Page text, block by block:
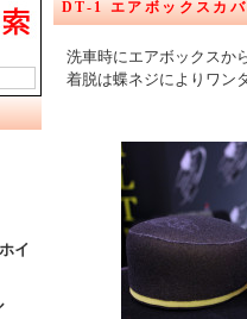
イ
DT-1 エアボックスカ
洗車時にエアボックスか
着脱は蝶ネジによりワン